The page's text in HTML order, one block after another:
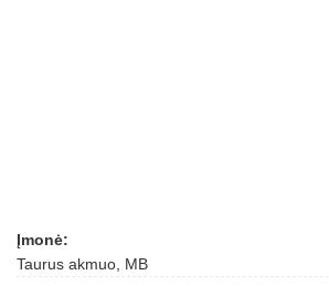
Įmonė:
Taurus akmuo, MB